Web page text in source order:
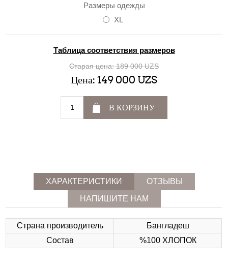
Размеры одежды
XL
Таблица соответствия размеров
Старая цена: 189 000 UZS
Цена: 149 000 UZS
В КОРЗИНУ
ХАРАКТЕРИСТИКИ
ОТЗЫВЫ
НАПИШИТЕ НАМ
Страна производитель
Бангладеш
Состав
%100 ХЛОПОК